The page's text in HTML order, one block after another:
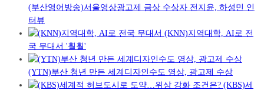
(부산영어방송)서울영상광고제 금상 수상자 전지윤, 하성민 인
터뷰
(KNN)지역대학, AI로 전
국 무대서 '훨훨'
(YTN)부산 청년 만든 세계디자인수도 영상, 광고제 수상
(KBS)세